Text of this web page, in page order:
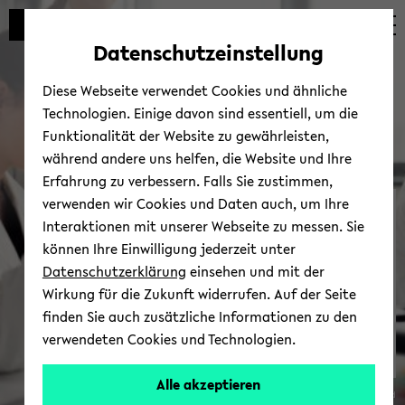
Automatische
vermeiden
zum
wechseln
zum
wechseln
zum
wechseln
teutolab-​biotechnologie
© Uni­ver­si­tät Bie­le­feld
Datenschutzeinstellung
Diese Webseite verwendet Cookies und ähnliche
Technologien. Einige davon sind essentiell, um die
Funktionalität der Website zu gewährleisten,
während andere uns helfen, die Website und Ihre
Erfahrung zu verbessern. Falls Sie zustimmen,
verwenden wir Cookies und Daten auch, um Ihre
Interaktionen mit unserer Webseite zu messen. Sie
können Ihre Einwilligung jederzeit unter
Datenschutzerklärung einsehen und mit der
Wirkung für die Zukunft widerrufen. Auf der Seite
finden Sie auch zusätzliche Informationen zu den
verwendeten Cookies und Technologien.
Alle akzeptieren